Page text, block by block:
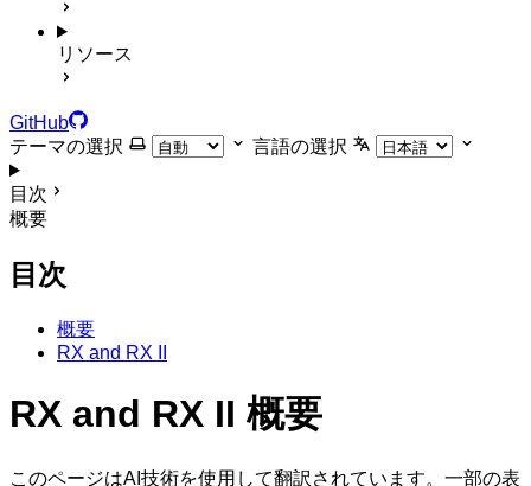
リソース
GitHub
テーマの選択
言語の選択
目次
概要
目次
概要
RX and RX II
RX and RX II 概要
このページはAI技術を使用して翻訳されています。一部の表